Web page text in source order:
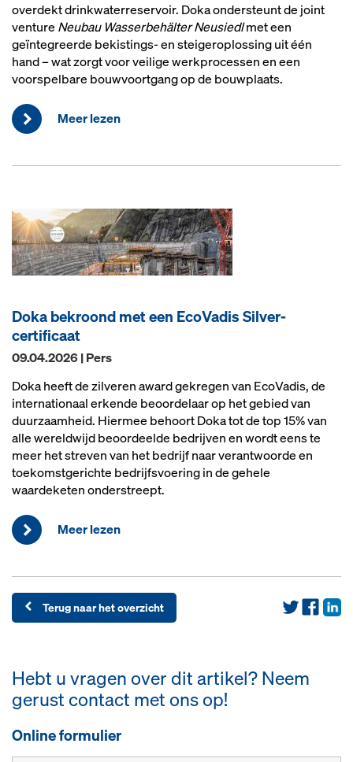
overdekt drinkwaterreservoir. Doka ondersteunt de joint
venture Neubau Wasserbehälter Neusiedlmet een
geïntegreerde bekistings- en steigeroplossing uit één
hand – wat zorgt voor veilige werkprocessen en een
voorspelbare bouwvoortgang op de bouwplaats.
Meer lezen
Doka bekroond met een EcoVadis Silver-
certificaat
09.04.2026 | Pers
Doka heeft de zilveren award gekregen van EcoVadis, de
internationaal erkende beoordelaar op het gebied van
duurzaamheid. Hiermee behoort Doka tot de top 15% van
alle wereldwijd beoordeelde bedrijven en wordt eens te
meer het streven van het bedrijf naar verantwoorde en
toekomstgerichte bedrijfsvoering in de gehele
waardeketen onderstreept.
Meer lezen
Terug naar het overzicht
Hebt u vragen over dit artikel? Neem
gerust contact met ons op!
Online formulier